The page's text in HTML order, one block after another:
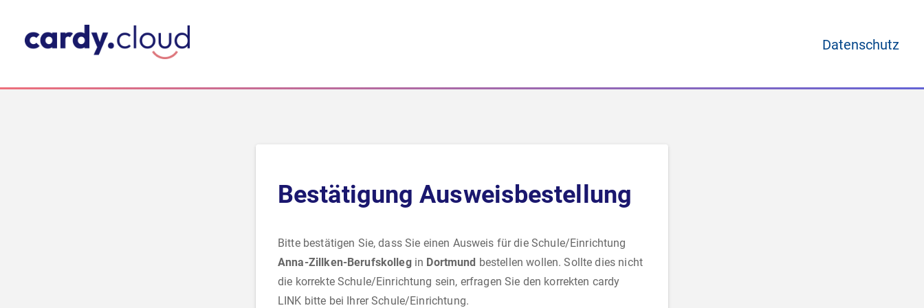
Datenschutz
Bestätigung Ausweisbestellung
Bitte bestätigen Sie, dass Sie einen Ausweis für die Schule/Einrichtung
Anna-Zillken-Berufskolleg in Dortmund bestellen wollen. Sollte dies nicht
die korrekte Schule/Einrichtung sein, erfragen Sie den korrekten cardy
LINK bitte bei Ihrer Schule/Einrichtung.